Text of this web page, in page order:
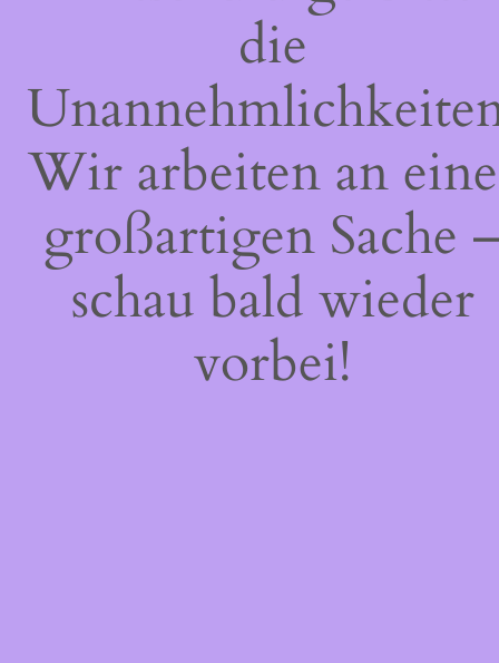
die
Wir arbeiten an
großartigen Sache
schau bald wieder
vorbei!